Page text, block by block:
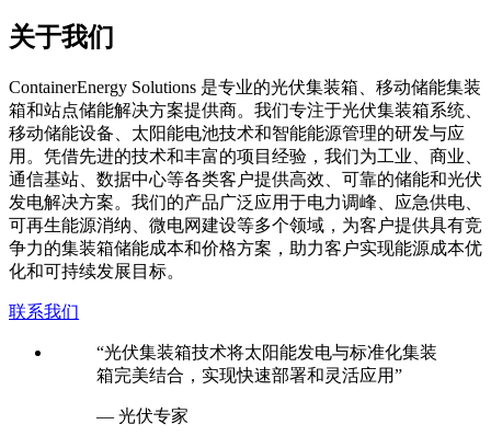
关于我们
ContainerEnergy Solutions 是专业的光伏集装箱、移动储能集装
箱和站点储能解决方案提供商。我们专注于光伏集装箱系统、
移动储能设备、太阳能电池技术和智能能源管理的研发与应
用。凭借先进的技术和丰富的项目经验，我们为工业、商业、
通信基站、数据中心等各类客户提供高效、可靠的储能和光伏
发电解决方案。我们的产品广泛应用于电力调峰、应急供电、
可再生能源消纳、微电网建设等多个领域，为客户提供具有竞
争力的集装箱储能成本和价格方案，助力客户实现能源成本优
化和可持续发展目标。
联系我们
“光伏集装箱技术将太阳能发电与标准化集装
箱完美结合，实现快速部署和灵活应用”
— 光伏专家